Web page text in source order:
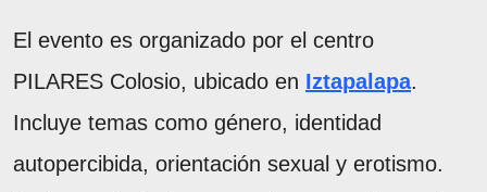
El evento es organizado por el centro
PILARES Colosio, ubicado en Iztapalapa.
Incluye temas como género, identidad
autopercibida, orientación sexual y erotismo.